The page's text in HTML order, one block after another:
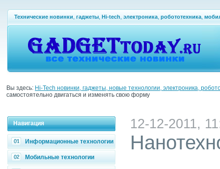
Технические новинки гаджеты Hi-tech электроника робототехника
Вы здесь: Hi-Tech новинки, гаджеты, новые технологии, электроника,
самостоятельно двигаться и изменять свою форму
Навигация
Информационные технологии
Мобильные технологии
12-12-2011,